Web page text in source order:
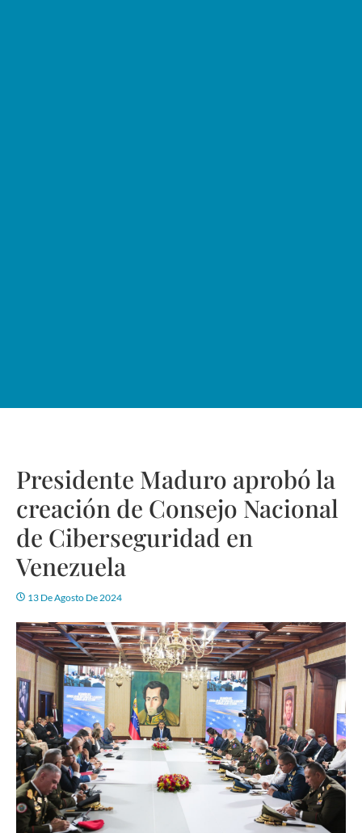
Presidente Maduro aprobó la
creación de Consejo Nacional
de Ciberseguridad en
Venezuela
13 De Agosto De 2024